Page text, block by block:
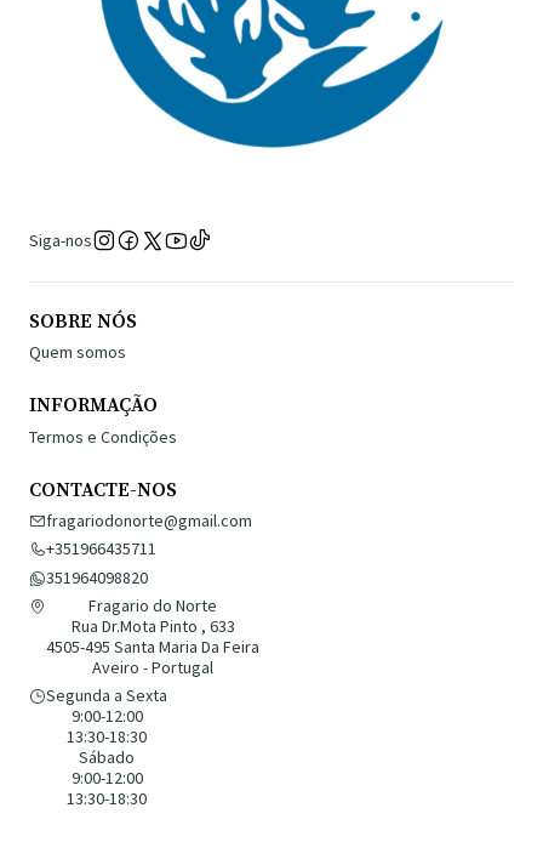
Siga-nos
SOBRE NÓS
Quem somos
INFORMAÇÃO
Termos e Condições
CONTACTE-NOS
fragariodonorte@gmail.com
+351966435711
351964098820
Fragario do Norte
Rua Dr.Mota Pinto , 633
4505-495 Santa Maria Da Feira
Aveiro - Portugal
Segunda a Sexta
9:00-12:00
13:30-18:30
Sábado
9:00-12:00
13:30-18:30